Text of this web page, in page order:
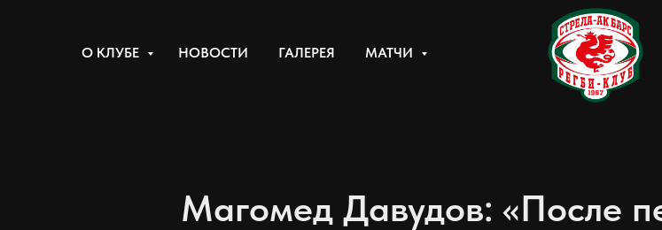
О КЛУБЕ НОВОСТИ ГАЛЕРЕЯ МАТЧИ
Магомед Давудов: «После